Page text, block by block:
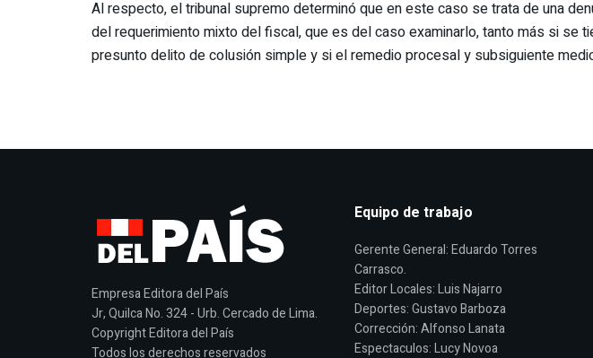
Al respecto, el tribunal supremo determinó que en este caso se trata de una
del requerimiento mixto del fiscal, que es del caso examinarlo, tanto más si se
presunto delito de colusión simple y si el remedio procesal y subsiguiente
Empresa Editora del País
Jr, Quilca No. 324 - Urb. Cercado de Lima.
Copyright Editora del País
Todos los derechos reservados
Equipo de trabajo
Gerente General: Eduardo Torres
Carrasco.
Editor Locales: Luis Najarro
Deportes: Gustavo Barboza
Corrección: Alfonso Lanata
Espectaculos: Lucy Novoa